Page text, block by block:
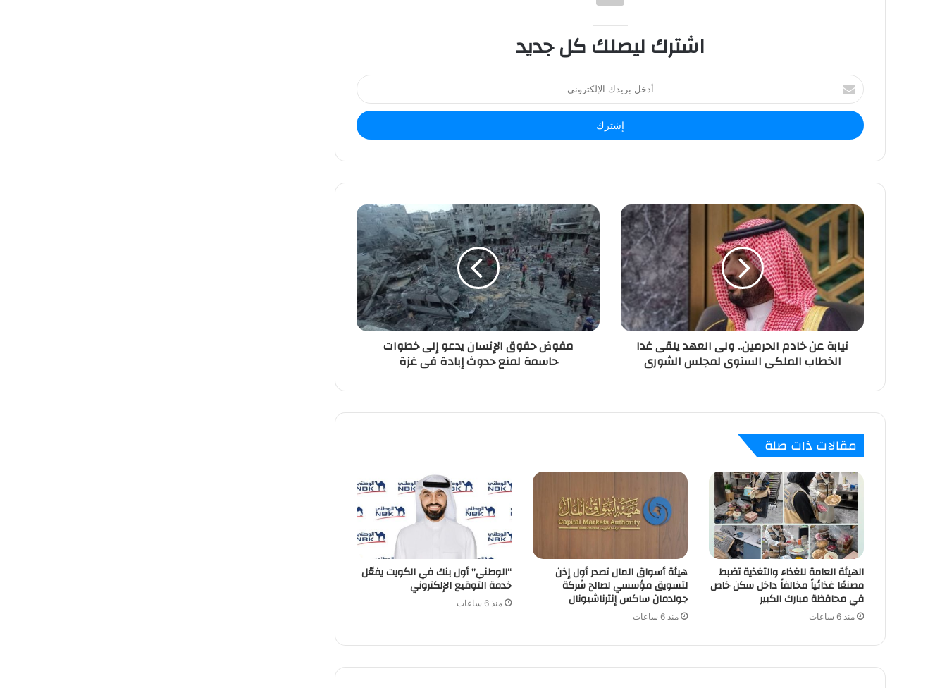
اشترك ليصلك كل جديد
أ
د
خ
ل
د
ا
ل
ل
ك
ت
ر
نيابة عن خادم الحرمين.. ولى العهد يلقى غدا
الخطاب الملكى السنوى لمجلس الشورى
مفوض حقوق الإنسان يدعو إلى خطوات
حاسمة لمنع حدوث إبادة فى غزة
مقالات ذات صلة
الهيئة العامة للغذاء والتغذية تضبط
مصنعًا غذائياً مخالفاً داخل سكن خاص
في محافظة مبارك الكبير
منذ 6 ساعات
هيئة أسواق المال تصدر أول إذن
لتسويق مؤسسي لصالح شركة
جولدمان ساكس إنترناشيونال
منذ 6 ساعات
“الوطني” أول بنك في الكويت يفعّل
خدمة التوقيع الإلكتروني
منذ 6 ساعات